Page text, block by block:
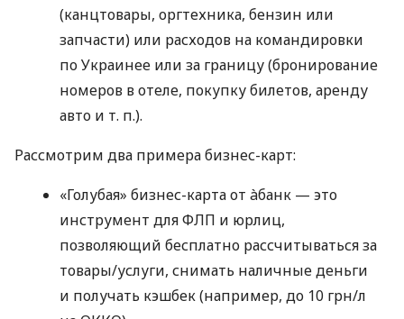
(канцтовары, оргтехника, бензин или
запчасти) или расходов на командировки
по Украинее или за границу (бронирование
номеров в отеле, покупку билетов, аренду
авто и т. п.).
Рассмотрим два примера бизнес-карт:
«Голубая» бизнес-карта от àбанк — это
инструмент для ФЛП и юрлиц,
позволяющий бесплатно рассчитываться за
товары/услуги, снимать наличные деньги
и получать кэшбек (например, до 10 грн/л